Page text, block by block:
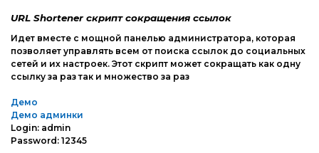
URL Shortener скрипт сокращения ссылок
Идет вместе с мощной панелью администратора, которая
позволяет управлять всем от поиска ссылок до социальных
сетей и их настроек. Этот скрипт может сокращать как одну
ссылку за раз так и множество за раз
Демо
Демо админки
Login: admin
Password: 12345